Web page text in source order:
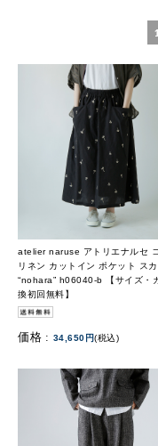
1
atelier naruse アトリエナルセ
リネン カットイン ポケット スカ
“nohara” h06040-b 【サイズ・
換初回無料】
価格 : 34,650円(税込)